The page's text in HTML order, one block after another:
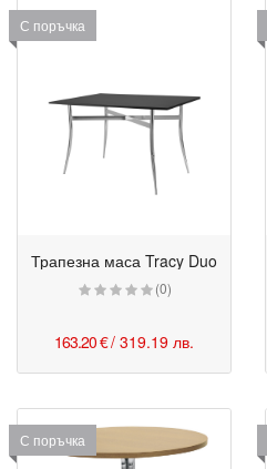
С поръчка
Трапезна маса Tracy Duo
(0)
163.20 €/ 319.19 лв.
С поръчка